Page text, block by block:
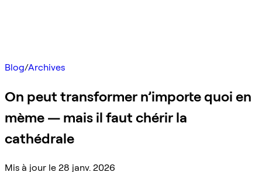
Blog/Archives
On peut transformer n’importe quoi en
mème — mais il faut chérir la
cathédrale
Mis à jour le 28 janv. 2026